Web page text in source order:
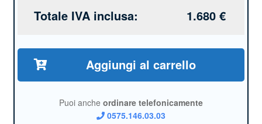
Totale IVA inclusa: 1.680€
Aggiungi al carrello
Puoi anche ordinare telefonicamente
0575.146.03.03